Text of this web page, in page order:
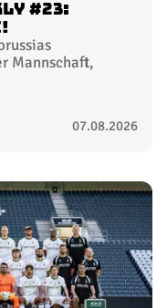
#23:
Mannschaft,
07.08.2026